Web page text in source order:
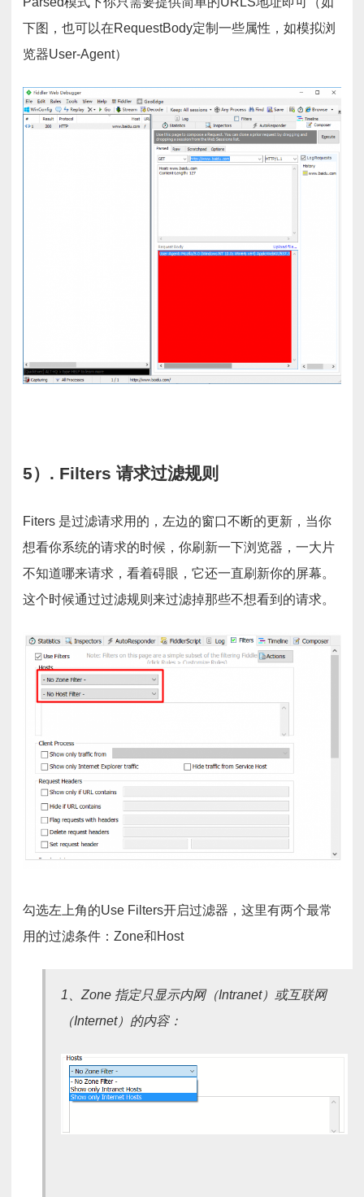
下图，也可以在RequestBody定制一些属性，如模拟浏
览器User-Agent）
5）. Filters 请求过滤规则
Fiters 是过滤请求用的，左边的窗口不断的更新，当你
想看你系统的请求的时候，你刷新一下浏览器，一大片
不知道哪来请求，看着碍眼，它还一直刷新你的屏幕。
这个时候通过过滤规则来过滤掉那些不想看到的请求。
勾选左上角的Use Filters开启过滤器，这里有两个最常
用的过滤条件：Zone和Host
1、Zone 指定只显示内网（Intranet）或互联网
（Internet）的内容：